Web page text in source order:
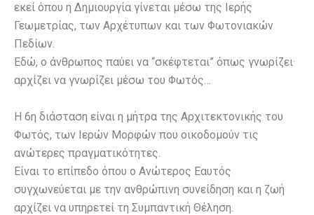
εκεί όπου η Δημιουργία γίνεται μέσω της Ιερής
Γεωμετρίας, των Αρχέτυπων και των Φωτονιακών
Πεδίων.
Εδώ, ο άνθρωπος παύει να “σκέφτεται” όπως γνωρίζει·
αρχίζει να γνωρίζει μέσω του Φωτός…
Η 6η διάσταση είναι η μήτρα της Αρχιτεκτονικής του
Φωτός, των Ιερών Μορφών που οικοδομούν τις
ανώτερες πραγματικότητες.
Είναι το επίπεδο όπου ο Ανώτερος Εαυτός
συγχωνεύεται με την ανθρώπινη συνείδηση και η ζωή
αρχίζει να υπηρετεί τη Συμπαντική Θέληση.